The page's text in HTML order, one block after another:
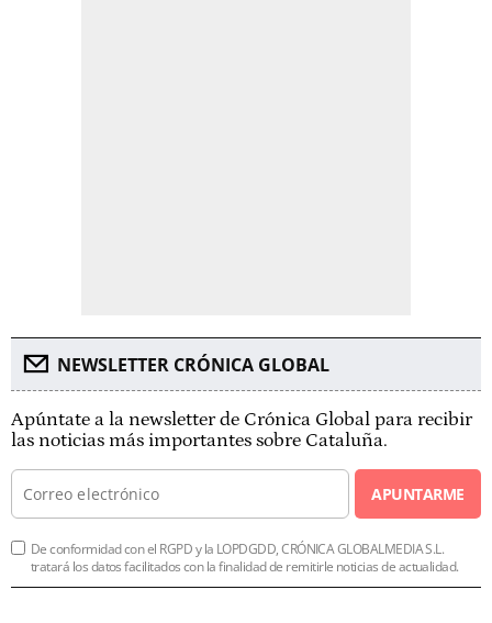
NEWSLETTER CRÓNICA GLOBAL
Apúntate a la newsletter de Crónica Global para recibir
las noticias más importantes sobre Cataluña.
APUNTARME
De conformidad con el RGPD y la LOPDGDD, CRÓNICA GLOBALMEDIA S.L.
tratará los datos facilitados con la finalidad de remitirle noticias de actualidad.